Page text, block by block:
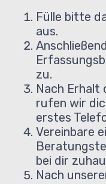
Fülle bitte
aus.
zu.
Nach Erhalt
rufen wir
erstes
Vereinbare
bei dir
Nach